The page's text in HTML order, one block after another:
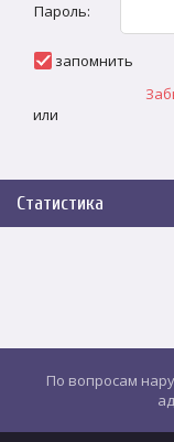
Пароль:
запомнить
или
Статистика
По вопросам